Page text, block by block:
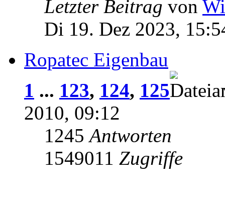
Letzter Beitrag von
Di 19. Dez 2023,
Ropatec Eigenbau
1 ... 123, 124, 125
2010, 09:12
1245Antworten
1549011 Zugriffe